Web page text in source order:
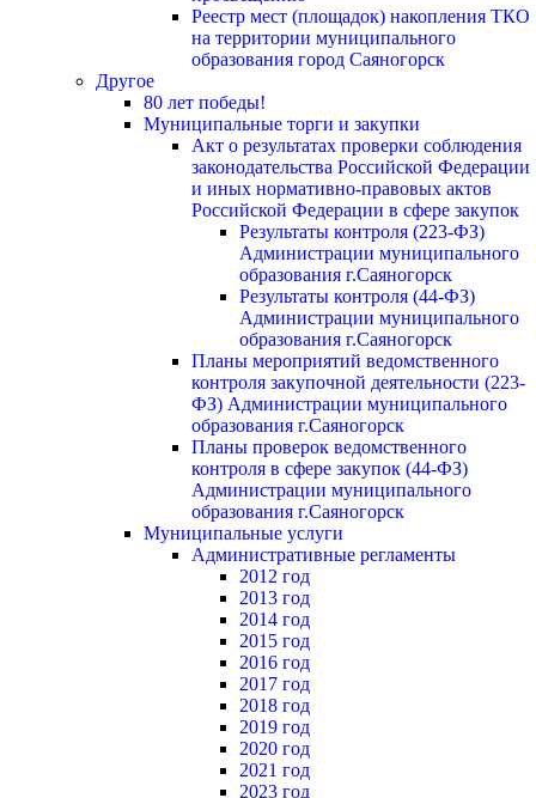
Реестр мест (площадок) накопления ТКО
на территории муниципального
образования город Саяногорск
Другое
80 лет победы!
Муниципальные торги и закупки
Акт о результатах проверки соблюдения
законодательства Российской Федерации
и иных нормативно-правовых актов
Российской Федерации в сфере закупок
Результаты контроля (223-ФЗ)
Администрации муниципального
образования г.Саяногорск
Результаты контроля (44-ФЗ)
Администрации муниципального
образования г.Саяногорск
Планы мероприятий ведомственного
контроля закупочной деятельности (223-
ФЗ) Администрации муниципального
образования г.Саяногорск
Планы проверок ведомственного
контроля в сфере закупок (44-ФЗ)
Администрации муниципального
образования г.Саяногорск
Муниципальные услуги
Административные регламенты
2012 год
2013 год
2014 год
2015 год
2016 год
2017 год
2018 год
2019 год
2020 год
2021 год
2023 год